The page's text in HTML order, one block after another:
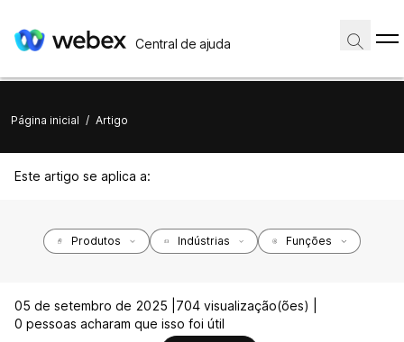
Central de ajuda
Página inicial / Artigo
Este artigo se aplica a:
Produtos Indústrias Funções
05 de setembro de 2025 | 704 visualização(ões) |
0 pessoas acharam que isso foi útil